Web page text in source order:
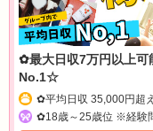
✿最大日収7万円以上可
No.1☆
✿平均日収 35,000円超
✿18歳～25歳位 ※経験